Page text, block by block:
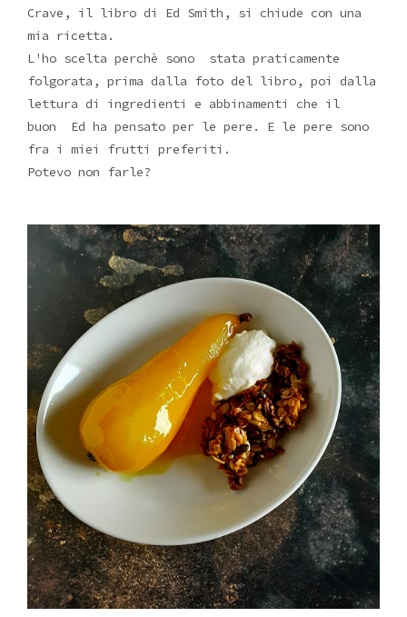
Crave, il libro di Ed Smith, si chiude con una
mia ricetta.
L'ho scelta perchè sono stata praticamente
folgorata, prima dalla foto del libro, poi dalla
lettura di ingredienti e abbinamenti che il
buon Ed ha pensato per le pere. E le pere sono
fra i miei frutti preferiti.
Potevo non farle?